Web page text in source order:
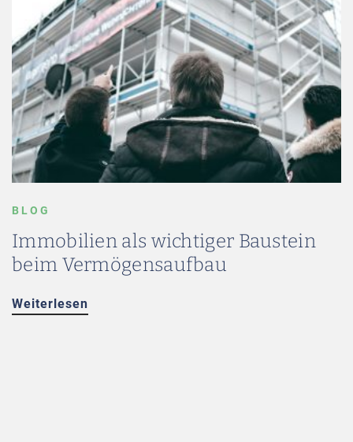
BLOG
Immobilien als wichtiger Baustein
beim Vermögensaufbau
Weiterlesen